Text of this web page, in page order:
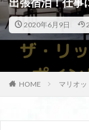
2020年6月9日
HOME マリオ